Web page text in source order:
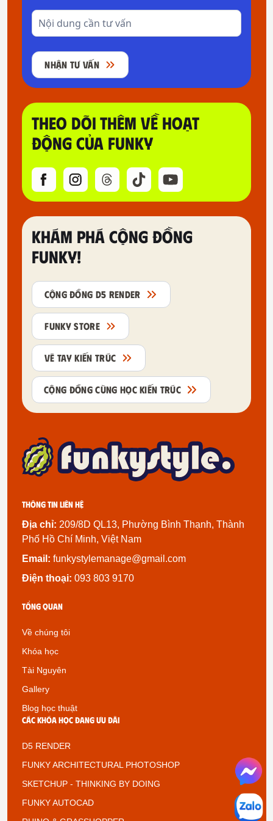
NHẬN TƯ VẤN
THEO DÕI THÊM VỀ HOẠT
ĐỘNG CỦA FUNKY
KHÁM PHÁ CỘNG ĐỒNG
FUNKY!
CỘNG ĐỒNG D5 RENDER
FUNKY STORE
VẼ TAY KIẾN TRÚC
CỘNG ĐỒNG CÙNG HỌC KIẾN TRÚC
Thông tin liên hệ
Địa chỉ: 209/8D QL13, Phường Bình Thạnh, Thành
Phố Hồ Chí Minh, Việt Nam
Email: funkystylemanage@gmail.com
Điện thoại: 093 803 9170
Tổng quan
Về chúng tôi
Khóa học
Tài Nguyên
Gallery
Blog học thuật
Các khóa học đang ưu đãi
D5 RENDER
FUNKY ARCHITECTURAL PHOTOSHOP
SKETCHUP - THINKING BY DOING
FUNKY AUTOCAD